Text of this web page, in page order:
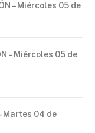
– Miércoles 05 de
– Miércoles 05 de
Martes 04 de